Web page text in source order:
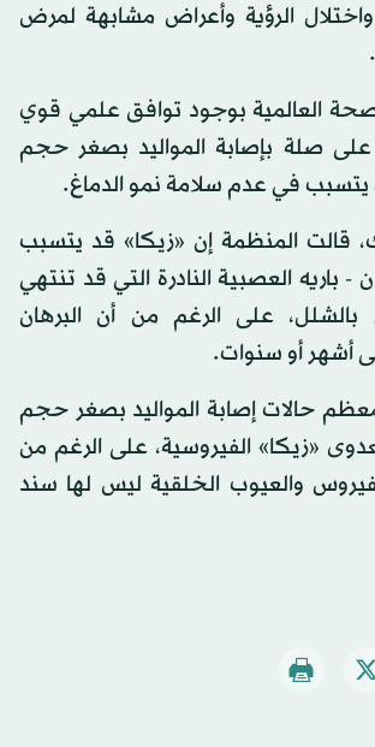
واختلال الرؤية وأعراض مشابهة لمرض
العالمية بوجود توافق علمي قوي
صلة بإصابة المواليد بصغر حجم
في عدم سلامة نمو الدماغ.
قالت المنظمة إن «زيكا» قد يتسبب
- باريه العصبية النادرة التي قد تنتهي
بالشلل، على الرغم من أن البرهان
أشهر أو سنوات.
معظم حالات إصابة المواليد بصغر حجم
«زيكا» الفيروسية، على الرغم من
والعيوب الخلقية ليس لها سند